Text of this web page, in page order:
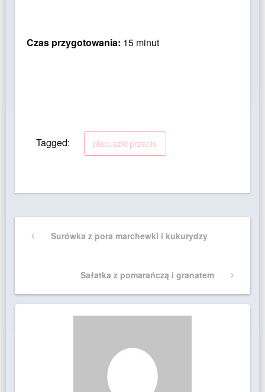
Czas przygotowania: 15 minut
Tagged: placuszki przepis
wpisuPreviousSurówka z pora marchewki i kukurydzy
Next
Sałatka z pomarańczą i granatem